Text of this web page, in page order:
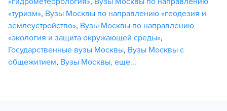
«туризм», Вузы Москвы по направлению «геодезия и
землеустройство», Вузы Москвы по направлению
«экология и защита окружающей среды»,
Государственные вузы Москвы, Вузы Москвы с
общежитием, Вузы Москвы, еще...